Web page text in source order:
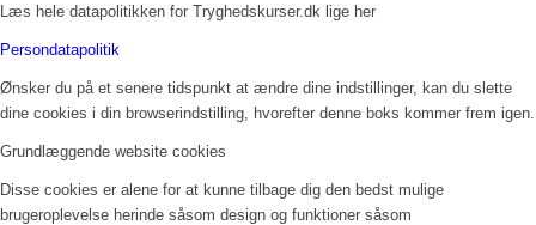
Læs hele datapolitikken for Tryghedskurser.dk lige her
Persondatapolitik
Ønsker du på et senere tidspunkt at ændre dine indstillinger, kan du slette
dine cookies i din browserindstilling, hvorefter denne boks kommer frem igen.
Grundlæggende website cookies
Disse cookies er alene for at kunne tilbage dig den bedst mulige
brugeroplevelse herinde såsom design og funktioner såsom